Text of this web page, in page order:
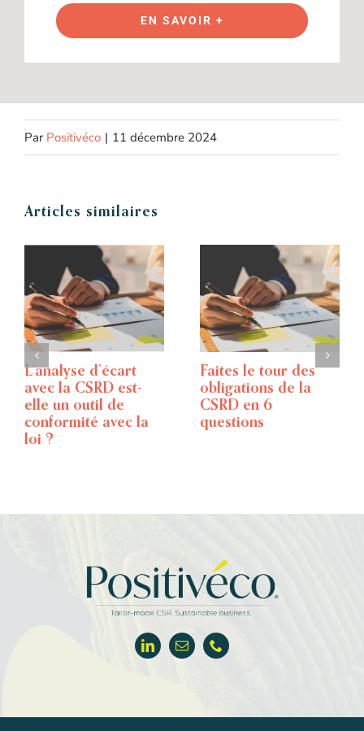
EN SAVOIR +
Par Positivéco | 11 décembre 2024
Articles similaires
L’analyse d’écart
avec la CSRD est-
elle un outil de
conformité avec la
loi ?
Faites le tour des
obligations de la
CSRD en 6
questions